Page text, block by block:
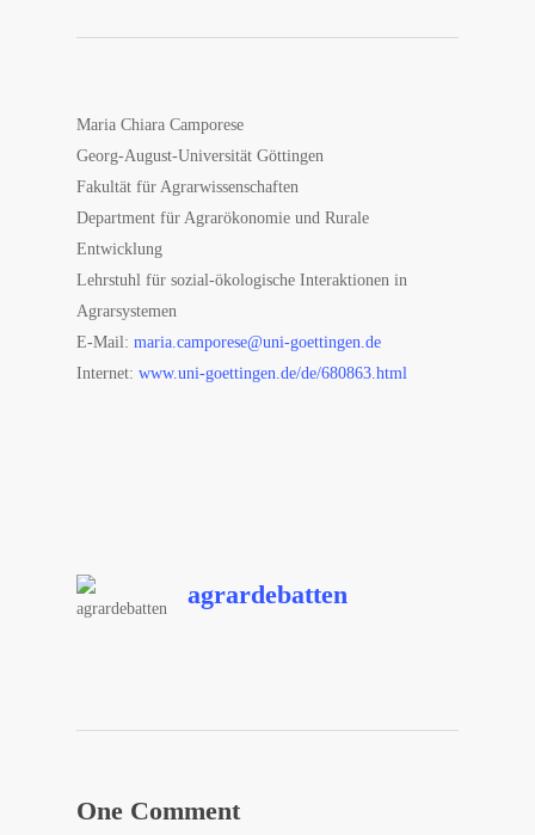
Maria Chiara Camporese
Georg-August-Universität Göttingen
Fakultät für Agrarwissenschaften
Department für Agrarökonomie und Rurale
Entwicklung
Lehrstuhl für sozial-ökologische Interaktionen in
Agrarsystemen
E-Mail:maria.camporese@uni-goettingen.de
Internet:www.uni-goettingen.de/de/680863.html
agrardebatten
One Comment